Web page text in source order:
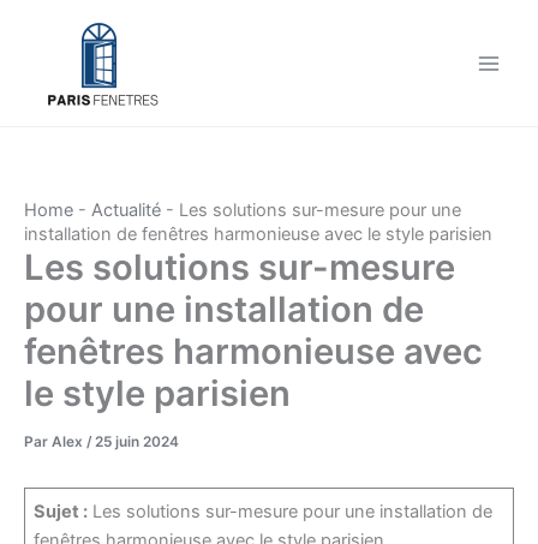
Home - Actualité - Les solutions sur-mesure pour une
installation de fenêtres harmonieuse avec le style parisien
Les solutions sur-mesure
pour une installation de
fenêtres harmonieuse avec
le style parisien
Par Alex / 25 juin 2024
Sujet : Les solutions sur-mesure pour une installation de